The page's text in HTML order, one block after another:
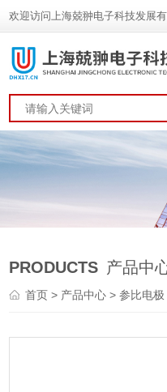
欢迎访问上海兢翀电子科技发展有
PRODUCTS 产品中
首页> 产品中心 >参比电极